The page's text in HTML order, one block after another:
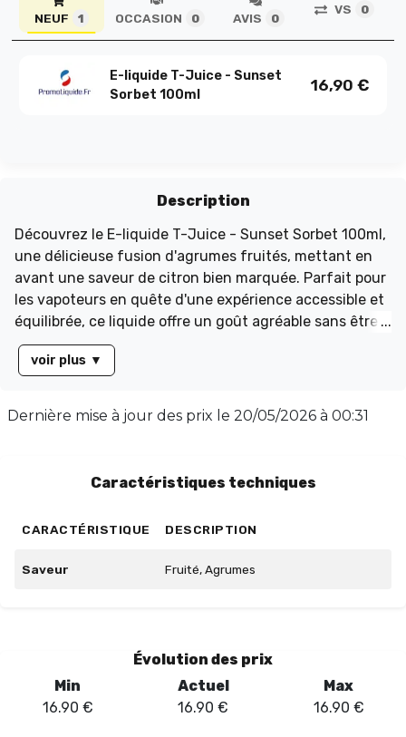
NEUF 1 OCCASION 0 AVIS 0
VS 0
E-liquide T-Juice - Sunset
Sorbet 100ml
16,90 €
Description
Découvrez le E-liquide T-Juice - Sunset Sorbet 100ml,
une délicieuse fusion d'agrumes fruités, mettant en
avant une saveur de citron bien marquée. Parfait pour
les vapoteurs en quête d'une expérience accessible et
équilibrée, ce liquide offre un goût agréable sans être
trop intense. Avec son ratio de 50/50, Sunset Sorbet
garantit une excellente restitution des arômes, un
satisfaisante. Profitez de ce grand format de 100ml
collection de e-liquides.
voir plus ▼
Dernière mise à jour des prix le 20/05/2026 à 00:31
Caractéristiques techniques
CARACTÉRISTIQUE DESCRIPTION
Saveur Fruité, Agrumes
Évolution des prix
Min
16.90 €
Actuel
16.90 €
Max
16.90 €